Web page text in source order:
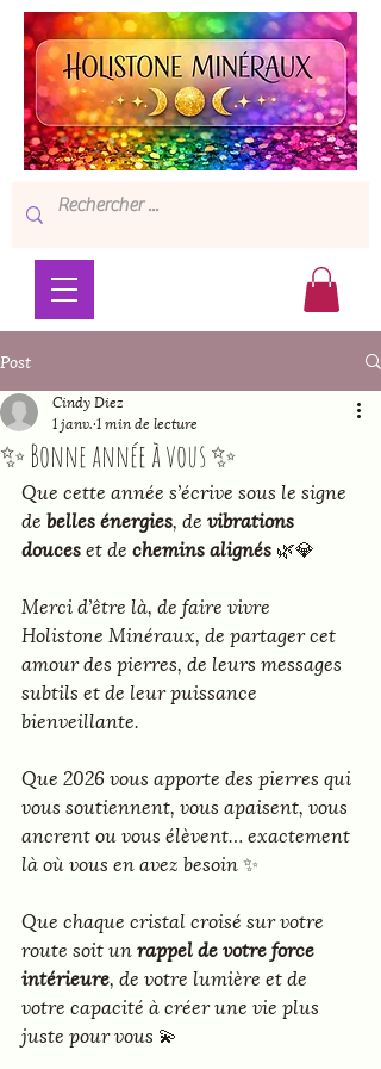
Post
✨ Bonne année à vous ✨
Cindy Diez
1 janv. 1 min de lecture
Que cette année s’écrive sous le signe
de belles énergies, de vibrations
douces et de chemins alignés 🌿💎
Merci d’être là, de faire vivre
Holistone Minéraux, de partager cet
amour des pierres, de leurs messages
subtils et de leur puissance
bienveillante.
Que 2026 vous apporte des pierres qui
vous soutiennent, vous apaisent, vous
ancrent ou vous élèvent… exactement
là où vous en avez besoin ✨
Que chaque cristal croisé sur votre
route soit un rappel de votre force
intérieure, de votre lumière et de
votre capacité à créer une vie plus
juste pour vous 💫